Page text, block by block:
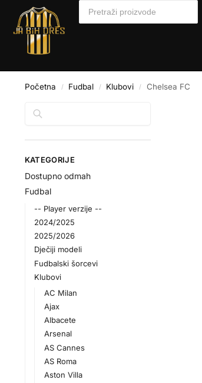
Početna / Fudbal / Klubovi / Chelsea FC
KATEGORIJE
Dostupno odmah
Fudbal
-- Player verzije --
2024/2025
2025/2026
Dječiji modeli
Fudbalski šorcevi
Klubovi
AC Milan
Ajax
Albacete
Arsenal
AS Cannes
AS Roma
Aston Villa